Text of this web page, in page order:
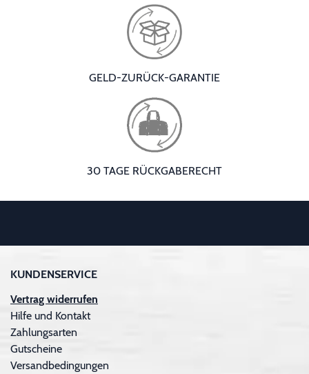
GELD-ZURÜCK-GARANTIE
30 TAGE RÜCKGABERECHT
KUNDENSERVICE
Vertrag widerrufen
Hilfe und Kontakt
Zahlungsarten
Gutscheine
Versandbedingungen